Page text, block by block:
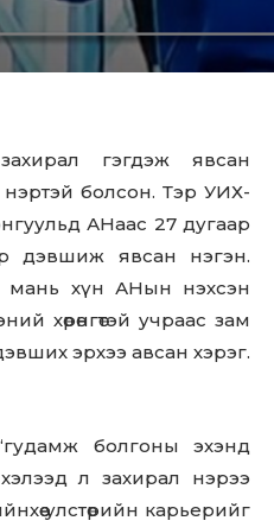
гэгдэж явсан
нэртэй болсон. Тэр УИХ­
АН­аас 27 дугаар
дэвшиж явсан нэгэн.
хүн АН­ын нэхсэн
хөрөнгөтэй учраас зам
эрхээ авсан хэрэг.
болгоны эхэнд
л захирал нэрээ
улстөрийн карьерийг